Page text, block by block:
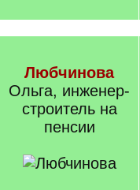
Любчинова
Ольга, инженер-
строитель на
пенсии